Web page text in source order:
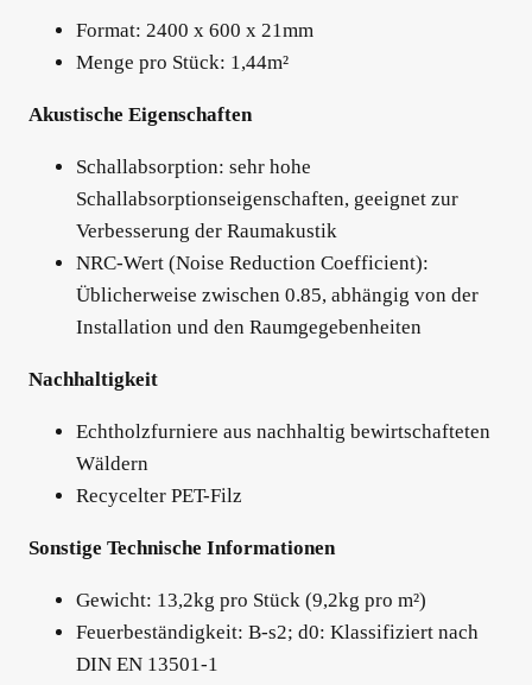
Format: 2400 x 600 x 21mm
Menge pro Stück: 1,44m²
Akustische Eigenschaften
Schallabsorption: sehr hohe
Schallabsorptionseigenschaften, geeignet zur
Verbesserung der Raumakustik
NRC-Wert (Noise Reduction Coefficient):
Üblicherweise zwischen 0.85, abhängig von der
Installation und den Raumgegebenheiten
Nachhaltigkeit
Echtholzfurniere aus nachhaltig bewirtschafteten
Wäldern
Recycelter PET-Filz
Sonstige Technische Informationen
Gewicht: 13,2kg pro Stück (9,2kg pro m²)
Feuerbeständigkeit: B-s2; d0: Klassifiziert nach
DIN EN 13501-1